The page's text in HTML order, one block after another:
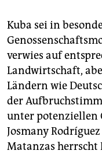
Kuba sei in
verwies auf
Landwirtschaft,
Ländern wie
der
unter potenziellen
Josmany
Matanzas herrscht